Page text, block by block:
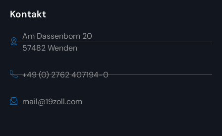
Kontakt
Am Dassenborn 20
57482 Wenden
+49 (0) 2762 407194-0
mail@19zoll.com